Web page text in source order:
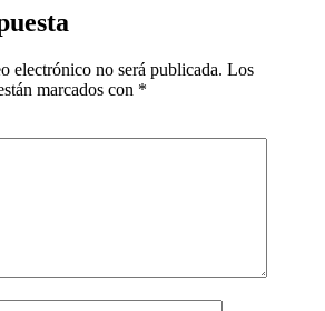
electrónico no será publicada. Los
marcados con *